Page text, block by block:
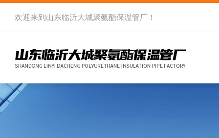
欢迎来到 山东临沂大城聚氨酯保温管厂 ！